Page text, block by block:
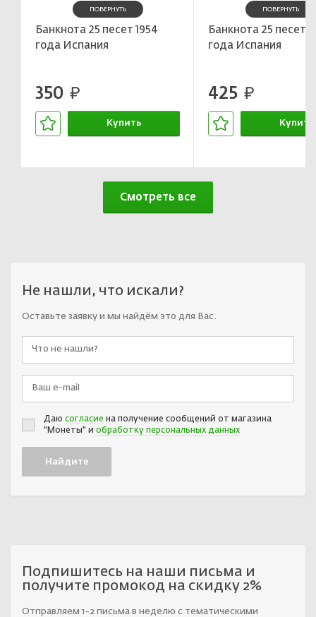
ПОВЕРНУТЬ
Банкнота 25 песет 1954
года Испания
350 руб.
Купить
ПОВЕРНУТЬ
Банкнота 25 песет
года Испания
425 руб.
Купить
Смотреть все
Не нашли, что искали?
Оставьте заявку и мы найдём это для Вас.
Даю согласие на получение сообщений от магазина
"Монеты" и обработку персональных данных
Подпишитесь на наши письма и
получите промокод на скидку 2%
Отправляем 1-2 письма в неделю с тематическими